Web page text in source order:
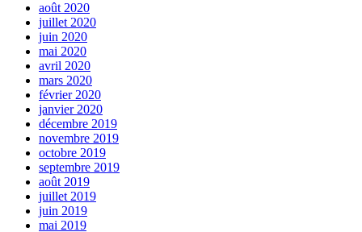
août 2020
juillet 2020
juin 2020
mai 2020
avril 2020
mars 2020
février 2020
janvier 2020
décembre 2019
novembre 2019
octobre 2019
septembre 2019
août 2019
juillet 2019
juin 2019
mai 2019